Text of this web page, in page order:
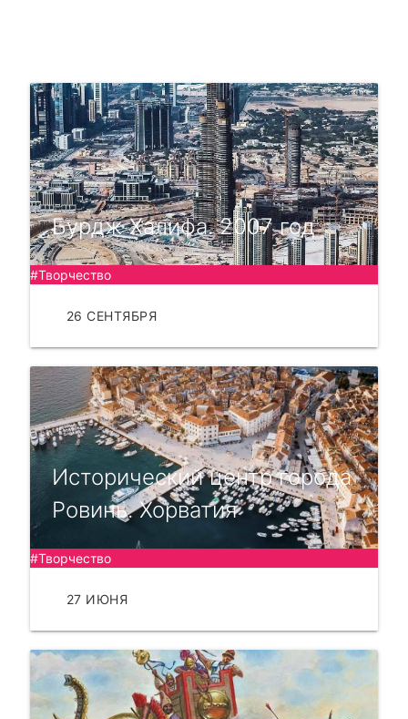
Бурдж Халифа. 2007 год
#Творчество
26 СЕНТЯБРЯ
Исторический центр города
Ровинь. Хорватия
#Творчество
27 ИЮНЯ